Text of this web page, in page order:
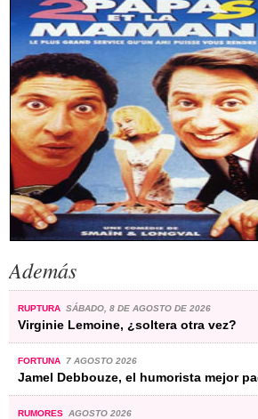
Además
RUPTURA SÁBADO, 8 DE AGOSTO DE 2026
Virginie Lemoine, ¿soltera otra vez?
FORTUNA 7 AGOSTO 2026
Jamel Debbouze, el humorista mejor
RUMORES AGOSTO 2026